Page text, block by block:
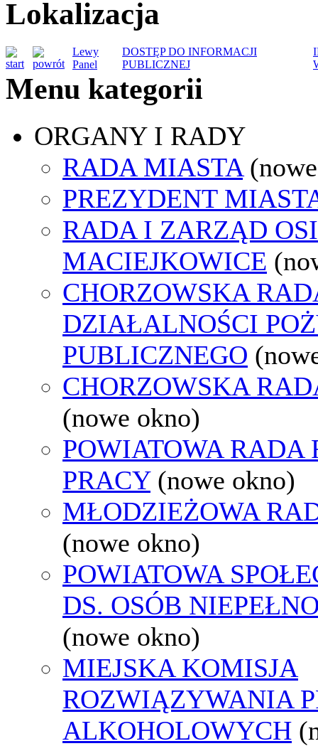
Lokalizacja
Lewy
Panel
DOSTĘP DO INFORMACJI
PUBLICZNEJ
Menu kategorii
ORGANY I RADY
RADA MIASTA
PREZYDENT
RADA I ZARZĄD
MACIEJKOWICE
CHORZOWSKA
DZIAŁALNOŚCI
PUBLICZNEGO
CHORZOWSKA
(nowe okno)
POWIATOWA RADA
PRACY (nowe okno)
MŁODZIEŻOWA
(nowe okno)
POWIATOWA
DS. OSÓB
(nowe okno)
MIEJSKA KOMISJA
ROZWIĄZYWANIA
ALKOHOLOWYCH